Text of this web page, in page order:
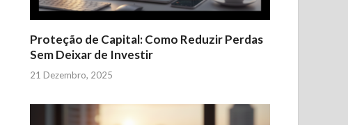
Proteção de Capital: Como Reduzir Perdas
Sem Deixar de Investir
21 Dezembro, 2025